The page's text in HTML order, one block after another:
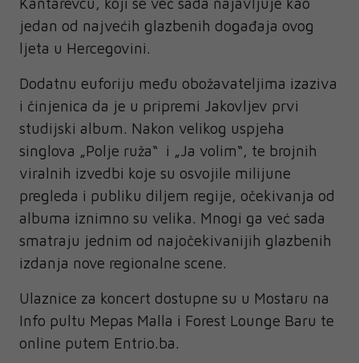
jedan od najvećih glazbenih događaja ovog
ljeta u Hercegovini.
Dodatnu euforiju među obožavateljima izaziva
i činjenica da je u pripremi Jakovljev prvi
studijski album. Nakon velikog uspjeha
singlova „Polje ruža“ i „Ja volim“, te brojnih
viralnih izvedbi koje su osvojile milijune
pregleda i publiku diljem regije, očekivanja od
albuma iznimno su velika. Mnogi ga već sada
smatraju jednim od najočekivanijih glazbenih
izdanja nove regionalne scene.
Ulaznice za koncert dostupne su u Mostaru na
Info pultu Mepas Malla i Forest Lounge Baru te
online putem Entrio.ba.